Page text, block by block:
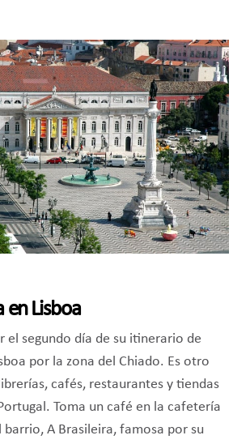
en Lisboa
el segundo día de su itinerario de
por la zona del Chiado. Es otro
cafés, restaurantes y tiendas
Toma un café en la cafetería
barrio, A Brasileira, famosa por su